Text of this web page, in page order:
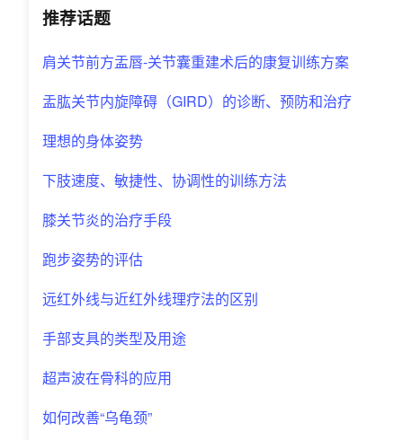
推荐话题
肩关节前方盂唇-关节囊重建术后的康复训练方案
盂肱关节内旋障碍（GIRD）的诊断、预防和治疗
理想的身体姿势
下肢速度、敏捷性、协调性的训练方法
膝关节炎的治疗手段
跑步姿势的评估
远红外线与近红外线理疗法的区别
手部支具的类型及用途
超声波在骨科的应用
如何改善“乌龟颈”